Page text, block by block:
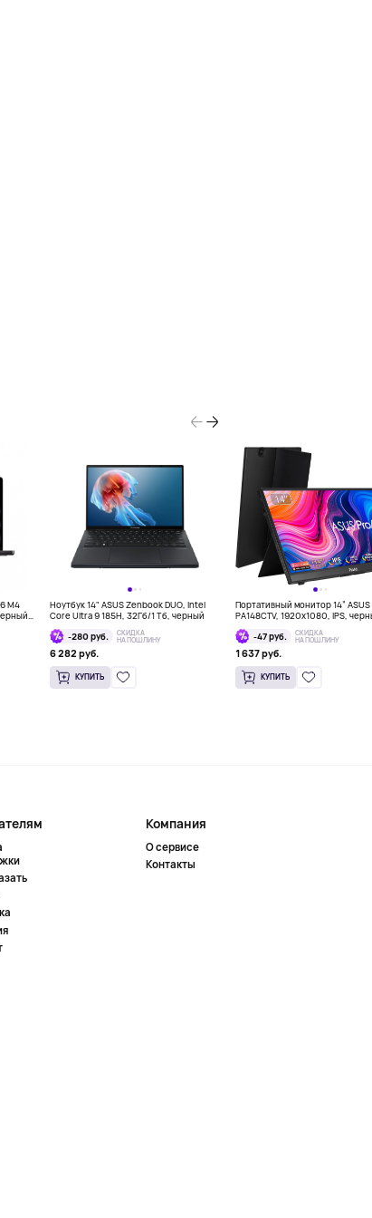
M4
Ноутбук 14" ASUS Zenbook DUO, Intel
Core Ultra 9 185H, 32Гб/1 Тб, черный
-280 руб.
СКИДКА
НА ПОШЛИНУ
6 282 руб.
КУПИТЬ
Портативный монитор 14”
PA148CTV, 1920x1080, IPS,
-47 руб.
СКИДКА
НА ПОШЛИНУ
1 637 руб.
КУПИТЬ
Компания
О сервисе
Контакты